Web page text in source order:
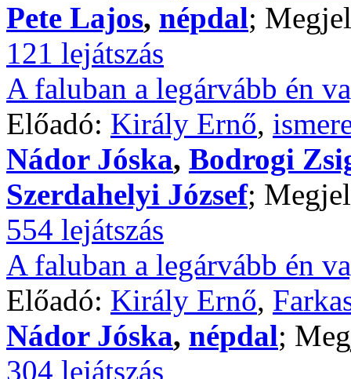
Pete Lajos, népdal;
121 lejátszás
A faluban a legárvább én
Előadó: Király Ernő,
Nádor Jóska, Bodrogi
Szerdahelyi József;
554 lejátszás
A faluban a legárvább én
Előadó: Király Ernő,
Nádor Jóska, népdal;
304 lejátszás